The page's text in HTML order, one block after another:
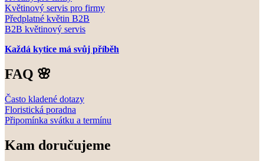
Květinový servis pro firmy
Předplatné květin B2B
B2B květinový servis
Každá kytice má svůj příběh
FAQ 🌸
Často kladené dotazy
Floristická poradna
Připomínka svátku a termínu
Kam doručujeme